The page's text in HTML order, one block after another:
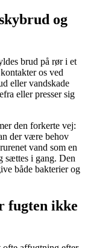
og
brud på rør i et
os ved
eller vandskade
eller presser sig
den forkerte vej:
der være behov
vand som en
sættes i gang. Den
både bakterier og
fugten ikke